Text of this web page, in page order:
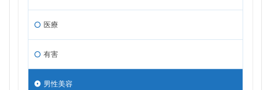
医療
有害
男性美容